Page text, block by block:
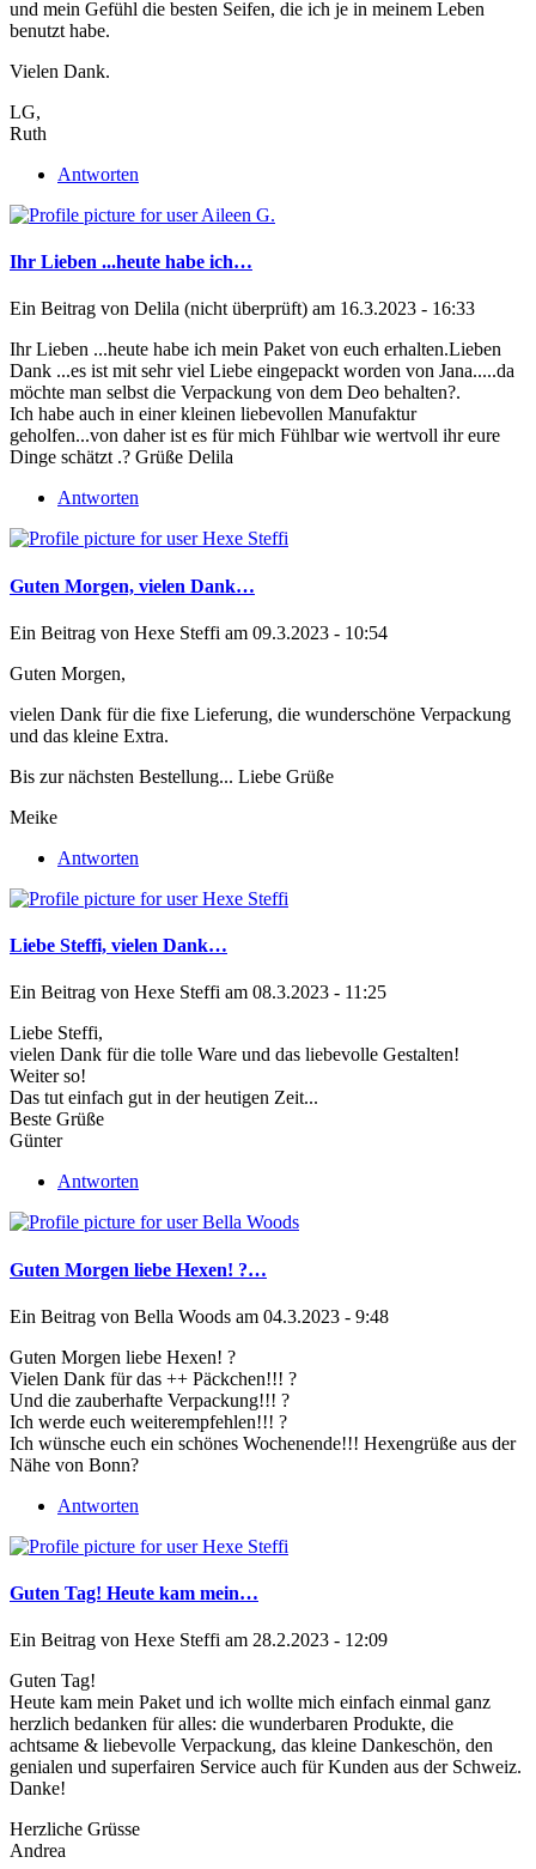
und mein Gefühl die besten Seifen, die ich je in meinem Leben
benutzt habe.
Vielen Dank.
LG,
Ruth
Antworten
Ihr Lieben ...heute habe ich…
Ein Beitrag von Delila (nicht überprüft) am 16.3.2023 - 16:33
Ihr Lieben ...heute habe ich mein Paket von euch erhalten.Lieben
Dank ...es ist mit sehr viel Liebe eingepackt worden von Jana.....da
möchte man selbst die Verpackung von dem Deo behalten?.
Ich habe auch in einer kleinen liebevollen Manufaktur
geholfen...von daher ist es für mich Fühlbar wie wertvoll ihr eure
Dinge schätzt .? Grüße Delila
Antworten
Guten Morgen, vielen Dank…
Ein Beitrag von Hexe Steffi am 09.3.2023 - 10:54
Guten Morgen,
vielen Dank für die fixe Lieferung, die wunderschöne Verpackung
und das kleine Extra.
Bis zur nächsten Bestellung... Liebe Grüße
Meike
Antworten
Liebe Steffi, vielen Dank…
Ein Beitrag von Hexe Steffi am 08.3.2023 - 11:25
Liebe Steffi,
vielen Dank für die tolle Ware und das liebevolle Gestalten!
Weiter so!
Das tut einfach gut in der heutigen Zeit...
Beste Grüße
Günter
Antworten
Guten Morgen liebe Hexen! ?…
Ein Beitrag von Bella Woods am 04.3.2023 - 9:48
Guten Morgen liebe Hexen! ?
Vielen Dank für das ++ Päckchen!!! ?
Und die zauberhafte Verpackung!!! ?
Ich werde euch weiterempfehlen!!! ?
Ich wünsche euch ein schönes Wochenende!!! Hexengrüße aus der
Nähe von Bonn?
Antworten
Guten Tag! Heute kam mein…
Ein Beitrag von Hexe Steffi am 28.2.2023 - 12:09
Guten Tag!
Heute kam mein Paket und ich wollte mich einfach einmal ganz
herzlich bedanken für alles: die wunderbaren Produkte, die
achtsame & liebevolle Verpackung, das kleine Dankeschön, den
genialen und superfairen Service auch für Kunden aus der Schweiz.
Danke!
Herzliche Grüsse
Andrea